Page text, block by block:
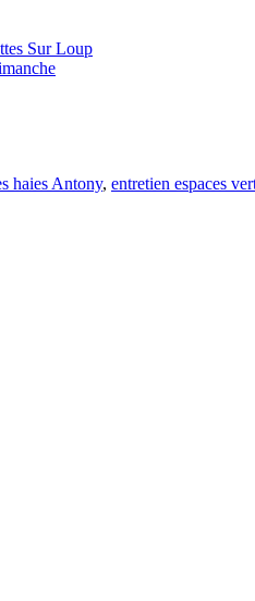
Sur Loup
haies Antony, entretien espaces